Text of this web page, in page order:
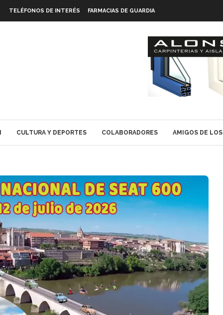
TELÉFONOS DE INTERÉS FARMACIAS DE GUARDIA
CULTURA Y DEPORTES COLABORADORES AMIGOS DE